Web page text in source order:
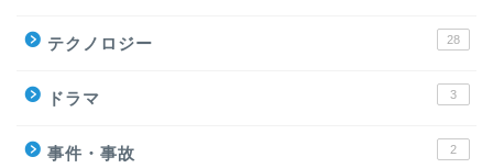
テクノロジー 28
ドラマ 3
事件・事故 2